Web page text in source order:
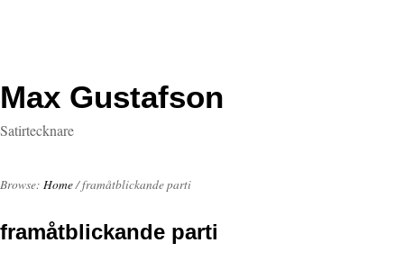
Max Gustafson
Satirtecknare
Browse: Home/framåtblickande parti
framåtblickande parti